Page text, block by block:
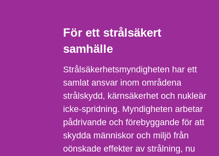
För ett strålsäkert
samhälle
Strålsäkerhetsmyndigheten har ett
samlat ansvar inom områdena
strålskydd, kärnsäkerhet och nukleär
icke-spridning. Myndigheten arbetar
pådrivande och förebyggande för att
skydda människor och miljö från
oönskade effekter av strålning, nu